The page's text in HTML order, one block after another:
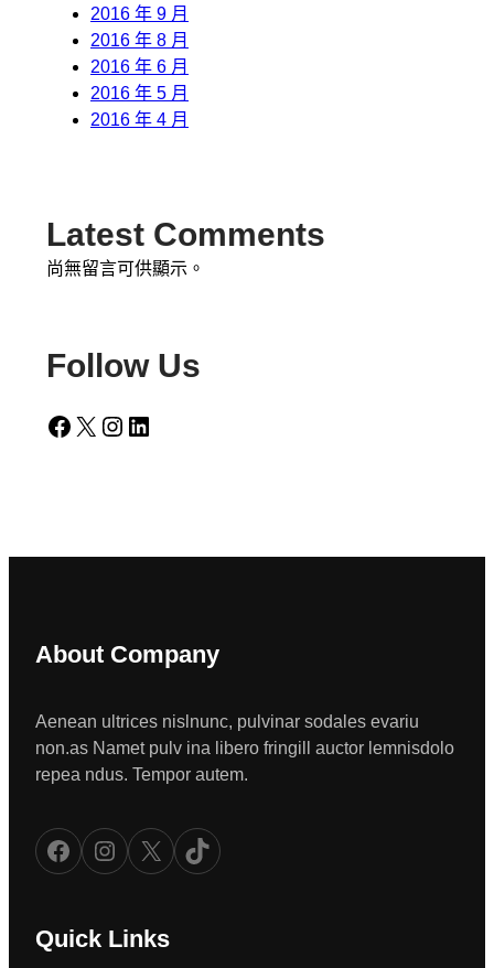
2016 年 9 月
2016 年 8 月
2016 年 6 月
2016 年 5 月
2016 年 4 月
Latest Comments
尚無留言可供顯示。
Follow Us
Facebook X Instagram LinkedIn
About Company
Aenean ultrices nislnunc, pulvinar sodales evariu
non.as Namet pulv ina libero fringill auctor lemnisdolo
repea ndus. Tempor autem.
Facebook Instagram X TikTok
Quick Links